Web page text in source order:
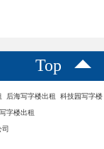
Top
后海写字楼出租 科技园写字楼
字楼出租